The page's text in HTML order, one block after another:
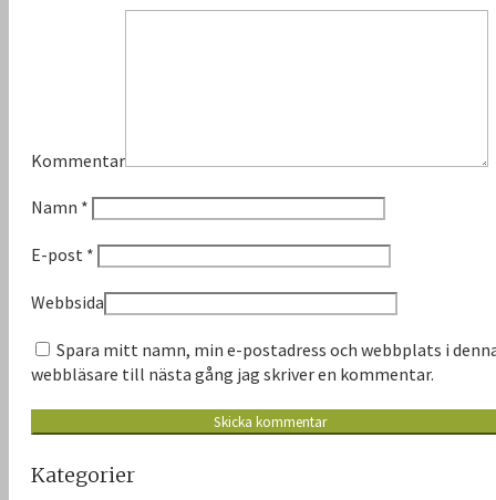
Kommentar
Namn *
E-post *
Webbsida
Spara mitt namn, min e-postadress och webbplats i
webbläsare till nästa gång jag skriver en kommentar.
Kategorier